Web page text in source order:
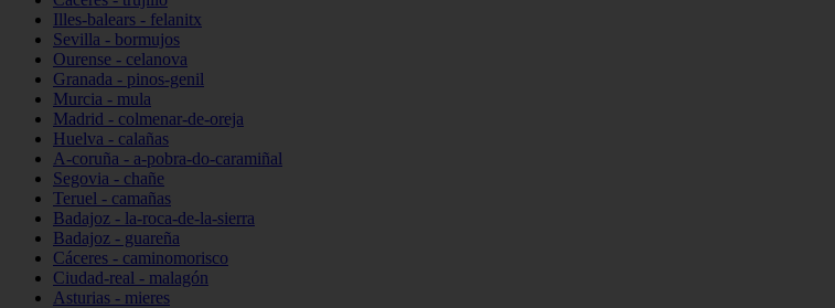
Illes-balears - felanitx
Sevilla - bormujos
Ourense - celanova
Granada - pinos-genil
Murcia - mula
Madrid - colmenar-de-oreja
Huelva - calañas
A-coruña - a-pobra-do-caramiñal
Segovia - chañe
Teruel - camañas
Badajoz - la-roca-de-la-sierra
Badajoz - guareña
Cáceres - caminomorisco
Ciudad-real - malagón
Asturias - mieres